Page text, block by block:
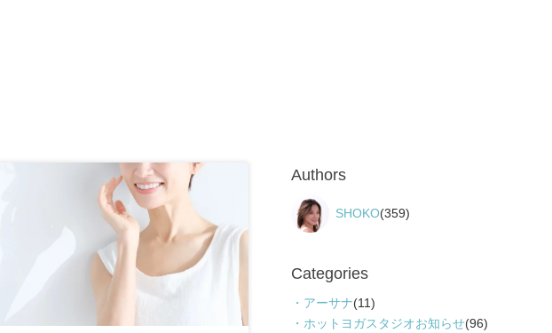
Authors
SHOKO(359)
Categories
アーサナ(11)
ホットヨガスタジオお知らせ(96)